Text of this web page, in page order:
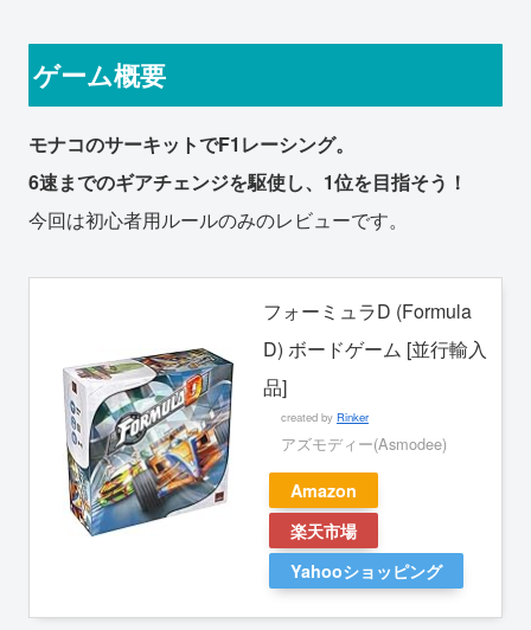
ゲーム概要
モナコのサーキットでF1レーシング。
6速までのギアチェンジを駆使し、1位を目指そう！
今回は初心者用ルールのみのレビューです。
フォーミュラD (Formula
D) ボードゲーム [並行輸入
品]
created by Rinker
アズモディー(Asmodee)
Amazon
楽天市場
Yahooショッピング